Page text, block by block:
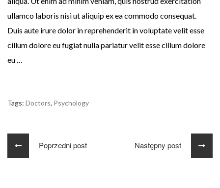
ullamco laboris nisi ut aliquip ex ea commodo consequat.
Duis aute irure dolor in reprehenderit in voluptate velit esse
cillum dolore eu fugiat nulla pariatur velit esse cillum dolore
eu …
Tags: Doctors, Psychology
Poprzedni post Następny post